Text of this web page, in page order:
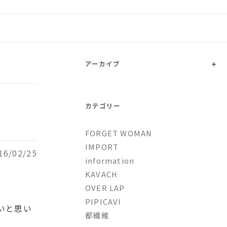
02/25
と思い
アーカイブ +
カテゴリー
FORGET WOMAN
IMPORT
information
KAVACH
OVER LAP
PIPICAVI
都繊維